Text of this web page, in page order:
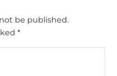
be published.
*